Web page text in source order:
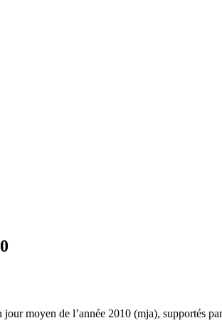
moyen de l’année 2010 (mja), supportés